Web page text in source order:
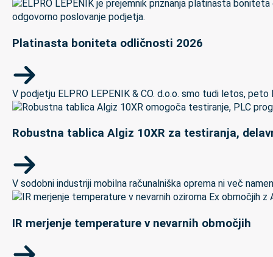
Platinasta boniteta odličnosti 2026
V podjetju ELPRO LEPENIK & CO. d.o.o. smo tudi letos,
Robustna tablica Algiz 10XR za testiranja,
V sodobni industriji mobilna računalniška oprema ni več
IR merjenje temperature v nevarnih območjih